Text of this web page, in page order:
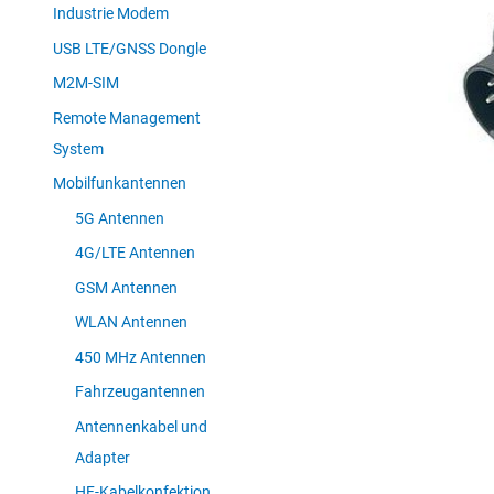
Industrie Modem
USB LTE/GNSS Dongle
M2M-SIM
Remote Management
System
Mobilfunkantennen
5G Antennen
4G/LTE Antennen
GSM Antennen
WLAN Antennen
450 MHz Antennen
Fahrzeugantennen
Antennenkabel und
Adapter